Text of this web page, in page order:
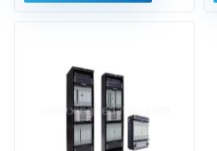
Green-Market-Geräte der
wird zum bestmöglichen
Preis angeboten.